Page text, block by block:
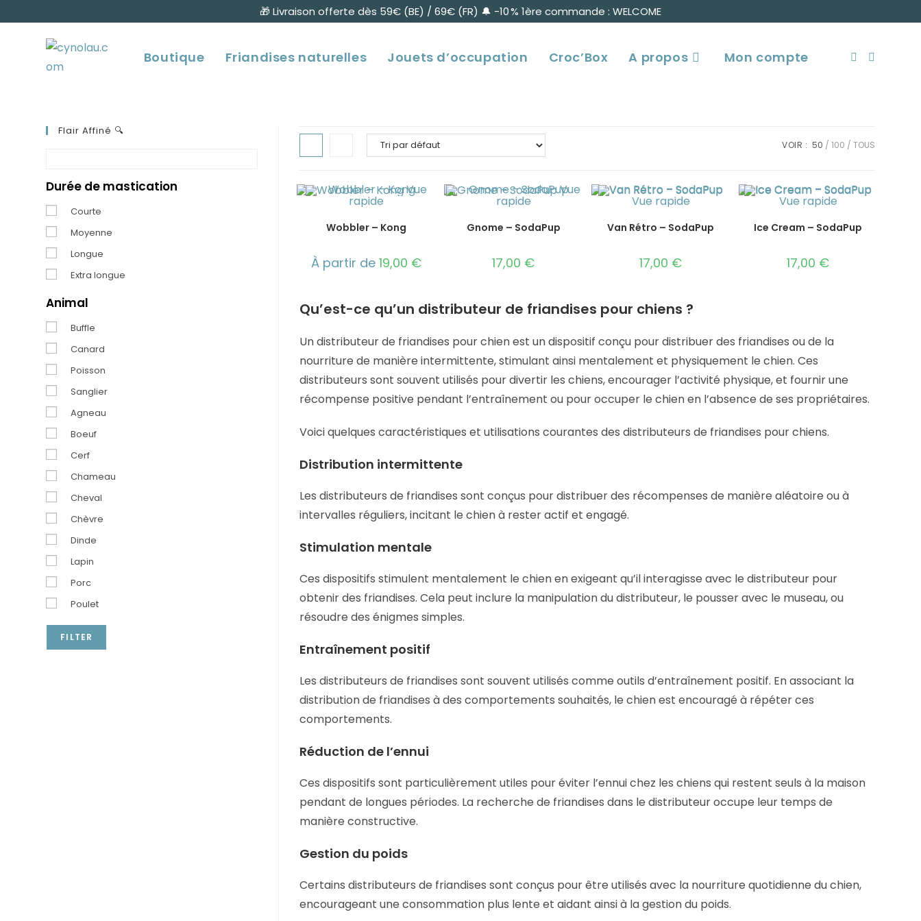
to
🎁 Livraison offerte dès 59€ (BE) / 69€ (FR) 🔔 -10 % 1ère commande : WELCOME
Boutique Friandises naturelles Jouets d’occupation Croc’Box A propos Mon compte Toggle
search
VOIR : 50 100 TOUS
Vue
rapide
Wobbler – Kong
À partir de 19,00 €
Vue
rapide
Gnome – SodaPup
17,00 €
Vue rapide
Van Rétro – SodaPup
17,00 €
Vue rapide
Ice Cream – SodaPup
17,00 €
Qu’est-ce qu’un distributeur de friandises pour chiens ?
Un distributeur de friandises pour chien est un dispositif conçu pour distribuer des friandises ou de la
nourriture de manière intermittente, stimulant ainsi mentalement et physiquement le chien. Ces
distributeurs sont souvent utilisés pour divertir les chiens, encourager l’activité physique, et fournir une
récompense positive pendant l’entraînement ou pour occuper le chien en l’absence de ses propriétaires.
Voici quelques caractéristiques et utilisations courantes des distributeurs de friandises pour chiens.
Distribution intermittente
Les distributeurs de friandises sont conçus pour distribuer des récompenses de manière aléatoire ou à
intervalles réguliers, incitant le chien à rester actif et engagé.
Stimulation mentale
Ces dispositifs stimulent mentalement le chien en exigeant qu’il interagisse avec le distributeur pour
obtenir des friandises. Cela peut inclure la manipulation du distributeur, le pousser avec le museau, ou
résoudre des énigmes simples.
Entraînement positif
Les distributeurs de friandises sont souvent utilisés comme outils d’entraînement positif. En associant la
distribution de friandises à des comportements souhaités, le chien est encouragé à répéter ces
comportements.
Réduction de l’ennui
Ces dispositifs sont particulièrement utiles pour éviter l’ennui chez les chiens qui restent seuls à la maison
pendant de longues périodes. La recherche de friandises dans le distributeur occupe leur temps de
manière constructive.
Gestion du poids
Certains distributeurs de friandises sont conçus pour être utilisés avec la nourriture quotidienne du chien,
encourageant une consommation plus lente et aidant ainsi à la gestion du poids.
Flair Affiné 🔍
Durée de mastication
Courte
Moyenne
Longue
Extra longue
Animal
Buffle
Canard
Poisson
Sanglier
Agneau
Boeuf
Cerf
Chameau
Cheval
Chèvre
Dinde
Lapin
Porc
Poulet
FILTER